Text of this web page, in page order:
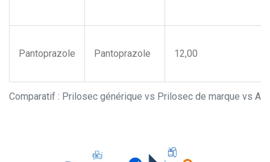
Comparatif : Prilosec générique vs Prilosec de marque vs
Pantoprazole Pantoprazole 12,00